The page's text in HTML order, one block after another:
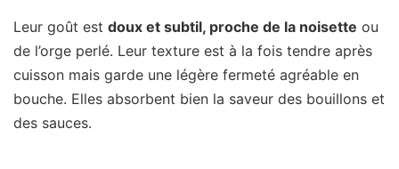
Leur goût est doux et subtil, proche de la noisette ou
de l’orge perlé. Leur texture est à la fois tendre après
cuisson mais garde une légère fermeté agréable en
bouche. Elles absorbent bien la saveur des bouillons et
des sauces.